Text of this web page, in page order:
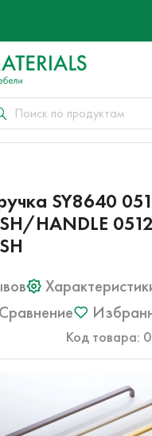
SY8640
HANDLE
Сравнение
Код товара: